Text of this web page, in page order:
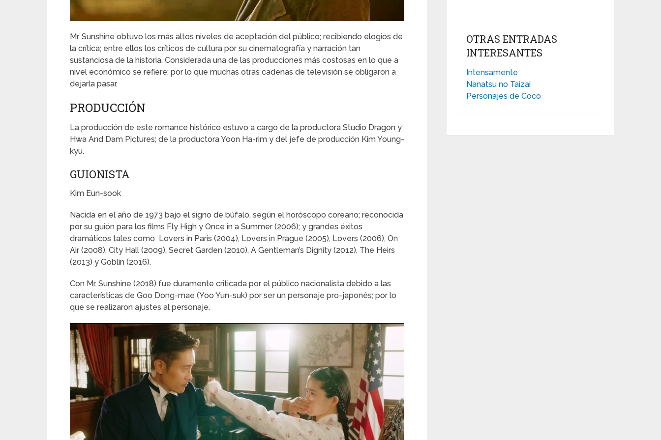
Mr. Sunshine obtuvo los más altos niveles de aceptación del público; recibiendo elogios de
la crítica; entre ellos los críticos de cultura por su cinematografía y narración tan
sustanciosa de la historia. Considerada una de las producciones más costosas en lo que a
nivel económico se refiere; por lo que muchas otras cadenas de televisión se obligaron a
dejarla pasar.
PRODUCCIÓN
La producción de este romance histórico estuvo a cargo de la productora Studio Dragon y
Hwa And Dam Pictures; de la productora Yoon Ha-rim y del jefe de producción Kim Young-
kyu.
GUIONISTA
Kim Eun-sook
Nacida en el año de 1973 bajo el signo de búfalo, según el horóscopo coreano; reconocida
por su guión para los films Fly High y Once in a Summer (2006); y grandes éxitos
dramáticos tales como Lovers in Paris (2004), Lovers in Prague (2005), Lovers (2006), On
Air (2008), City Hall (2009), Secret Garden (2010), A Gentleman’s Dignity (2012), The Heirs
(2013) y Goblin (2016).
Con Mr. Sunshine (2018) fue duramente criticada por el público nacionalista debido a las
características de Goo Dong-mae (Yoo Yun-suk) por ser un personaje pro-japonés; por lo
que se realizaron ajustes al personaje.
OTRAS ENTRADAS
INTERESANTES
Intensamente
Nanatsu no Taizai
Personajes de Coco